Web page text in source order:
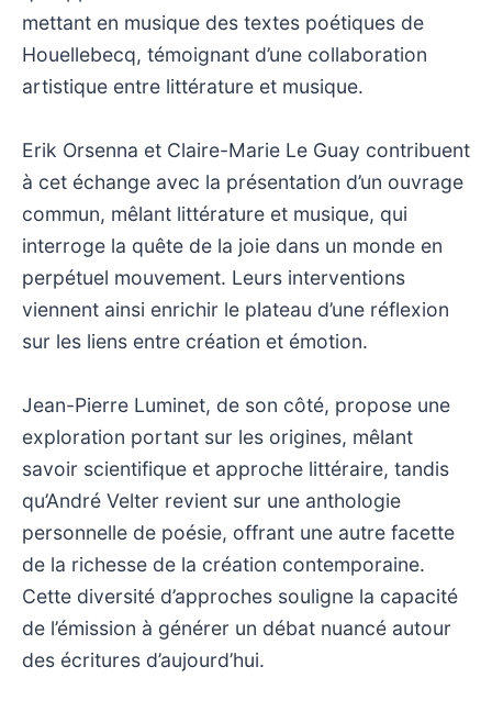
mettant en musique des textes poétiques de
Houellebecq, témoignant d’une collaboration
artistique entre littérature et musique.
Erik Orsenna et Claire-Marie Le Guay contribuent
à cet échange avec la présentation d’un ouvrage
commun, mêlant littérature et musique, qui
interroge la quête de la joie dans un monde en
perpétuel mouvement. Leurs interventions
viennent ainsi enrichir le plateau d’une réflexion
sur les liens entre création et émotion.
Jean-Pierre Luminet, de son côté, propose une
exploration portant sur les origines, mêlant
savoir scientifique et approche littéraire, tandis
qu’André Velter revient sur une anthologie
personnelle de poésie, offrant une autre facette
de la richesse de la création contemporaine.
Cette diversité d’approches souligne la capacité
de l’émission à générer un débat nuancé autour
des écritures d’aujourd’hui.